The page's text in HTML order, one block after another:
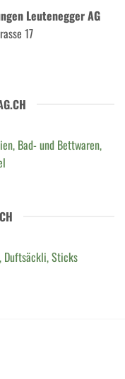
Leutenegger AG
17
Bad- und Bettwaren,
Duftsäckli, Sticks